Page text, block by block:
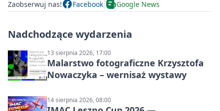
Zaobserwuj nas! Facebook Google News
Nadchodzące wydarzenia
13 sierpnia 2026, 17:00
Malarstwo fotograficzne Krzysztofa
Nowaczyka – wernisaż wystawy
14 sierpnia 2026, 08:00